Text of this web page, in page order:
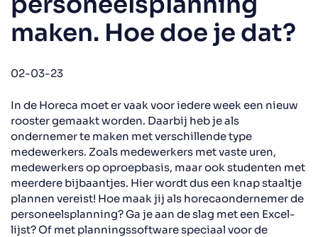
maken. Hoe doe je dat?
02-03-23
In de Horeca moet er vaak voor iedere week een nieuw
rooster gemaakt worden. Daarbij heb je als
ondernemer te maken met verschillende type
medewerkers. Zoals medewerkers met vaste uren,
medewerkers op oproepbasis, maar ook studenten met
meerdere bijbaantjes. Hier wordt dus een knap staaltje
plannen vereist! Hoe maak jij als horecaondernemer de
personeelsplanning? Ga je aan de slag met een Excel-
lijst? Of met planningssoftware speciaal voor de